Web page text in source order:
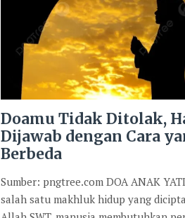
Doamu Tidak Ditolak,
Dijawab dengan Cara
Berbeda
Sumber: pngtree.com DOA ANAK
salah satu makhluk hidup yang